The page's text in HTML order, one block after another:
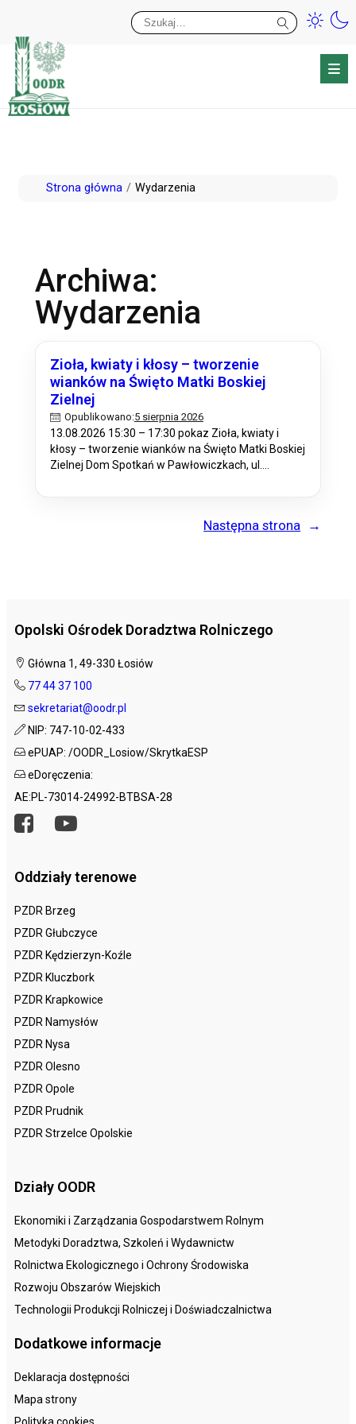
PrzejdźStrona główna Wydarzenia
Archiwa:
Wydarzenia
Zioła, kwiaty i kłosy – tworzenie
wianków na Święto Matki Boskiej
Zielnej
Opublikowano:5 sierpnia 2026
13.08.2026 15:30 – 17:30 pokaz Zioła, kwiaty i
kłosy – tworzenie wianków na Święto Matki Boskiej
Zielnej Dom Spotkań w Pawłowiczkach, ul.
Następna strona →
Opolski Ośrodek Doradztwa Rolniczego
Główna 1, 49-330 Łosiów
77 44 37 100
sekretariat@oodr.pl
NIP: 747-10-02-433
ePUAP: /OODR_Losiow/SkrytkaESP
eDoręczenia:
AE:PL-73014-24992-BTBSA-28
Oddziały terenowe
PZDR Brzeg
PZDR Głubczyce
PZDR Kędzierzyn-Koźle
PZDR Kluczbork
PZDR Krapkowice
PZDR Namysłów
PZDR Nysa
PZDR Olesno
PZDR Opole
PZDR Prudnik
PZDR Strzelce Opolskie
Działy OODR
Ekonomiki i Zarządzania Gospodarstwem Rolnym
Metodyki Doradztwa, Szkoleń i Wydawnictw
Rolnictwa Ekologicznego i Ochrony Środowiska
Rozwoju Obszarów Wiejskich
Technologii Produkcji Rolniczej i Doświadczalnictwa
Dodatkowe informacje
Deklaracja dostępności
Mapa strony